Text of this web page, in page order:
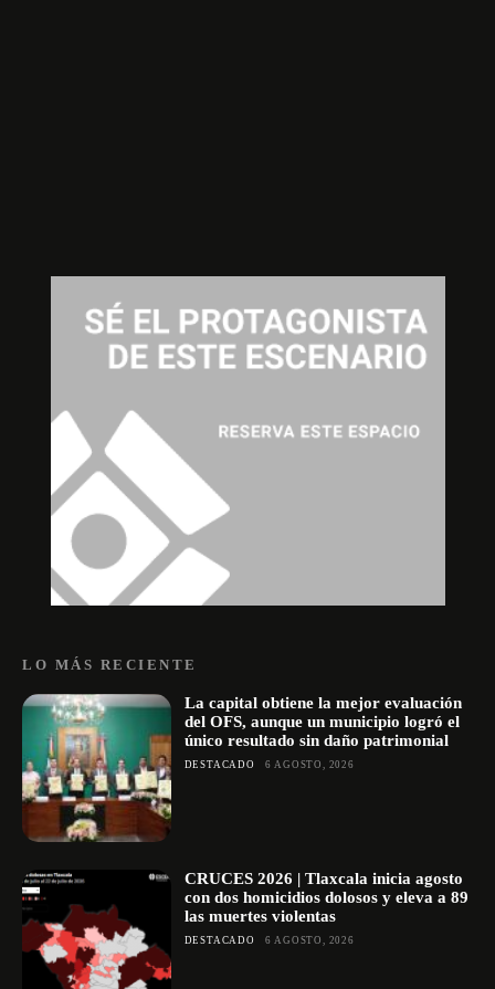
LO MÁS RECIENTE
La capital obtiene la mejor evaluación
del OFS, aunque un municipio logró el
único resultado sin daño patrimonial
DESTACADO 6 AGOSTO, 2026
CRUCES 2026 | Tlaxcala inicia agosto
con dos homicidios dolosos y eleva a 89
las muertes violentas
DESTACADO 6 AGOSTO, 2026